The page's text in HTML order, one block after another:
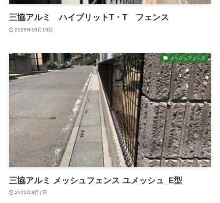
三協アルミ ハイブリットT・T フェンス
2025年10月13日
メッシュフェンス
三協アルミ メッシュフェンス ユメッシュ_E型
2025年8月7日